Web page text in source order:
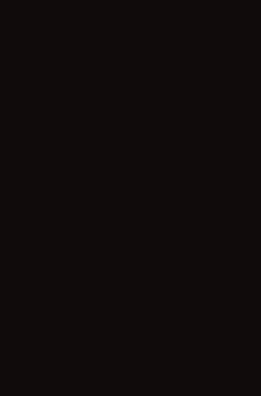
Başvuru sürecimiz oldukça şeffaf ve kolay ilerler.